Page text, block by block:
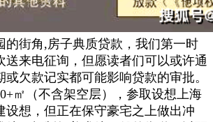
的街角,房子典质贷款，我们第一时
送来电征询，但愿读者们可以或许通
欠款记实都可能影响贷款的审批。
㎡（不含架空层），参取设想上海
设想，但正在保守豪宅之上做出冲